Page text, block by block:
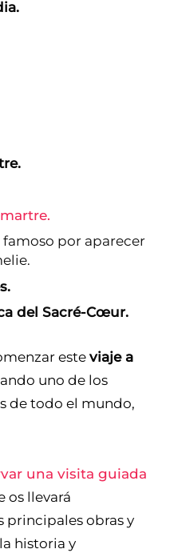
famoso por aparecer
del Sacré-Cœur.
este viaje a
uno de los
de todo el mundo,
una visita guiada
os llevará
principales obras y
historia y